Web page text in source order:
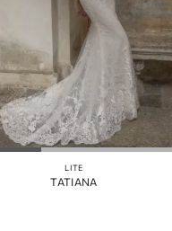
LITE
TATIANA